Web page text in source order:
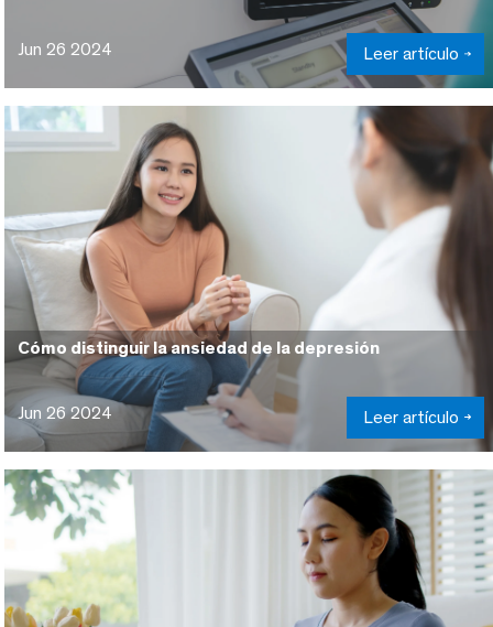
Jun 26 2024 Leer artículo
Cómo distinguir la ansiedad de la depresión
Jun 26 2024 Leer artículo